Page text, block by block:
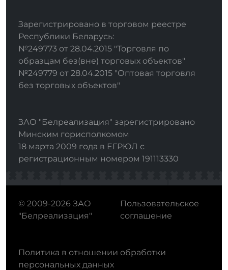
Зарегистрировано в торговом реестре
Республики Беларусь:
№249773 от 28.04.2015 "Торговля по
образцам без(вне) торговых объектов"
№249779 от 28.04.2015 "Оптовая торговля
без торговых объектов"
ЗАО "Белреализация" зарегистрировано
Минским горисполкомом
18 марта 2009 года в ЕГРЮЛ с
регистрационным номером 191113330
© 2009-2026 ЗАО
"Белреализация"
Пользовательское
соглашение
Политика в отношении обработки
персональных данных